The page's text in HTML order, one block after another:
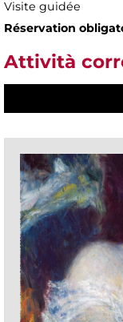
Visite guidée
Réservation
Attività